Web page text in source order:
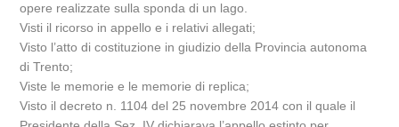
opere realizzate sulla sponda di un lago.
Visti il ricorso in appello e i relativi allegati;
Visto l’atto di costituzione in giudizio della Provincia autonoma
di Trento;
Viste le memorie e le memorie di replica;
Visto il decreto n. 1104 del 25 novembre 2014 con il quale il